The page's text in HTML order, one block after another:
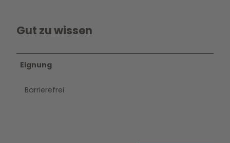
Gut zu wissen
Eignung
Barrierefrei